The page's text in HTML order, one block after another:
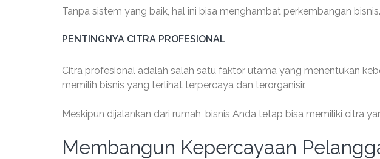
Tanpa sistem yang baik, hal ini bisa menghambat perkembangan bisnis.
PENTINGNYA CITRA PROFESIONAL
Citra profesional adalah salah satu faktor utama yang menentukan
memilih bisnis yang terlihat terpercaya dan terorganisir.
Meskipun dijalankan dari rumah, bisnis Anda tetap bisa memiliki citra
Membangun Kepercayaan